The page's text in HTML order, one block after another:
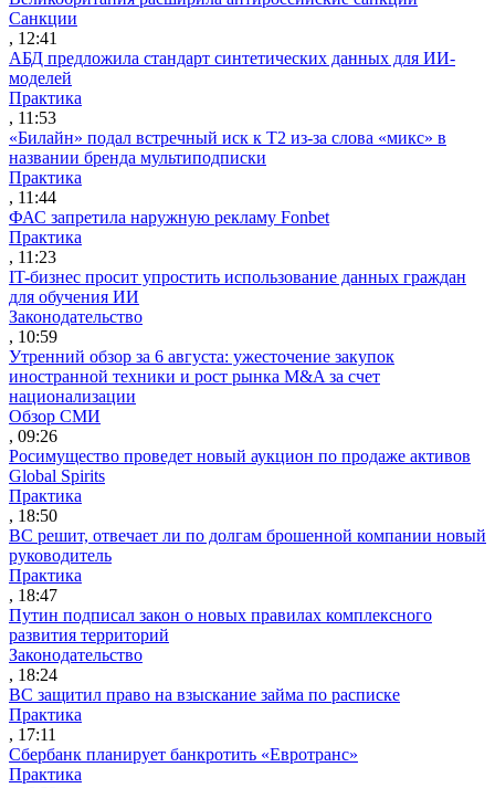
Санкции
, 12:41
АБД предложила стандарт синтетических данных для ИИ-
моделей
Практика
, 11:53
«Билайн» подал встречный иск к Т2 из-за слова «микс» в
названии бренда мультиподписки
Практика
, 11:44
ФАС запретила наружную рекламу Fonbet
Практика
, 11:23
IT-бизнес просит упростить использование данных граждан
для обучения ИИ
Законодательство
, 10:59
Утренний обзор за 6 августа: ужесточение закупок
иностранной техники и рост рынка M&A за счет
национализации
Обзор СМИ
, 09:26
Росимущество проведет новый аукцион по продаже активов
Global Spirits
Практика
, 18:50
ВС решит, отвечает ли по долгам брошенной компании новый
руководитель
Практика
, 18:47
Путин подписал закон о новых правилах комплексного
развития территорий
Законодательство
, 18:24
ВС защитил право на взыскание займа по расписке
Практика
, 17:11
Сбербанк планирует банкротить «Евротранс»
Практика